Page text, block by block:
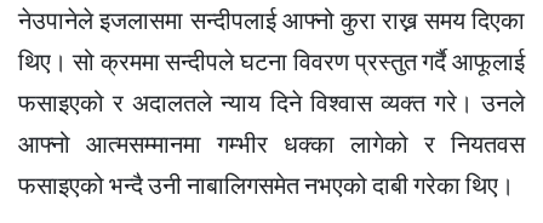
नेउपानेले इजलासमा सन्दीपलाई आफ्नो कुरा राख्न समय दिएका
थिए। सो क्रममा सन्दीपले घटना विवरण प्रस्तुत गर्दै आफूलाई
फसाइएको र अदालतले न्याय दिने विश्वास व्यक्त गरे। उनले
आफ्नो आत्मसम्मानमा गम्भीर धक्का लागेको र नियतवस
फसाइएको भन्दै उनी नाबालिगसमेत नभएको दाबी गरेका थिए।